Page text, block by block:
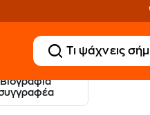
Βιογραφία
20 € Public επιστροφή
με Snappi